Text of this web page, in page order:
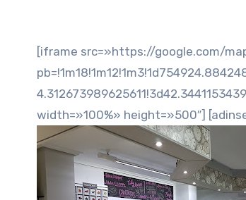
[iframe src=»https://google.com/
width=»100%» height=»500″]